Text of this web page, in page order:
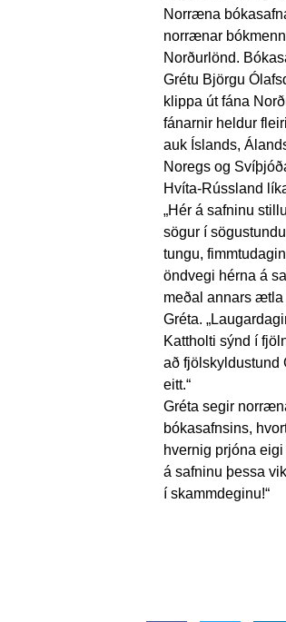
Norræna
norrænar
Norðurlönd.
Grétu Björgu
klippa út fána
fánarnir heldur
auk Íslands,
Noregs og
Hvíta-Rússland
„Hér á safninu
sögur í
tungu,
öndvegi hérna á
meðal annars ætla
Gréta.
Kattholti sýnd í
að fjölskyldustund
eitt.“
Gréta segir
bókasafnsins,
hvernig prjóna
á safninu þessa
í skammdeginu!“